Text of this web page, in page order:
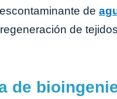
de
de
de